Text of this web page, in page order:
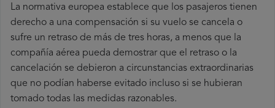
La normativa europea establece que los pasajeros tienen
derecho a una compensación si su vuelo se cancela o
sufre un retraso de más de tres horas, a menos que la
compañía aérea pueda demostrar que el retraso o la
cancelación se debieron a circunstancias extraordinarias
que no podían haberse evitado incluso si se hubieran
tomado todas las medidas razonables.